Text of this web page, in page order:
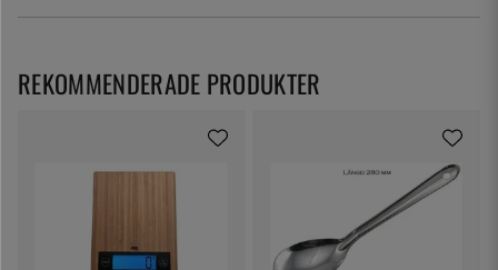
REKOMMENDERADE PRODUKTER